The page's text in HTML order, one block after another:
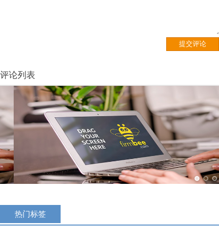
评论列表
热门标签